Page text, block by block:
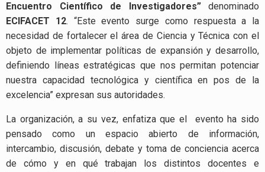
Encuentro Científico de Investigadores”denominado
ECIFACET 12. “Este evento surge como respuesta a la
necesidad de fortalecer el área de Ciencia y Técnica con el
objeto de implementar políticas de expansión y desarrollo,
definiendo líneas estratégicas que nos permitan potenciar
nuestra capacidad tecnológica y científica en pos de la
excelencia” expresan sus autoridades.
La organización, a su vez, enfatiza que el evento ha sido
pensado como un espacio abierto de información,
intercambio, discusión, debate y toma de conciencia acerca
de cómo y en qué trabajan los distintos docentes e